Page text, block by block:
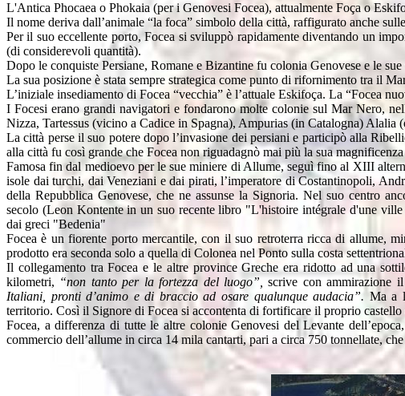
L'Antica Phocaea o Phokaia (per i Genovesi Focea), attualmente Foça o
Il nome deriva dall’animale “la foca” simbolo della città, raffigurato anche
Per il suo eccellente porto, Focea si sviluppò rapidamente diventando un
(di considerevoli quantità).
Dopo le conquiste Persiane, Romane e Bizantine fu colonia Genovese e le
La sua posizione è stata sempre strategica come punto di rifornimento tra il
L’iniziale insediamento di Focea “vecchia” è l’attuale Eskifoça. La “Focea
I Focesi erano grandi navigatori e fondarono molte colonie sul Mar Nero,
Nizza, Tartessus (vicino a Cadice in Spagna), Ampurias (in Catalogna) Alalia
La città perse il suo potere dopo l’invasione dei persiani e participò alla
alla città fu così grande che Focea non riguadagnò mai più la sua
Famosa fin dal medioevo per le sue miniere di Allume, seguì fino al XIII
isole dai turchi, dai Veneziani e dai pirati, l’imperatore di Costantinopoli,
della Repubblica Genovese, che ne assunse la Signoria. Nel suo centro
secolo (Leon Kontente in un suo recente libro "L'histoire intégrale d'une
dai greci "Bedenia"
Focea è un fiorente porto mercantile, con il suo retroterra ricca di allume,
prodotto era seconda solo a quella di Colonea nel Ponto sulla costa
Il collegamento tra Focea e le altre province Greche era ridotto ad una
kilometri, “non tanto per la fortezza del luogo”, scrive con ammirazione
Italiani, pronti d’animo e di braccio ad osare qualunque audacia”. Ma a
territorio. Così il Signore di Focea si accontenta di fortificare il proprio
Focea, a differenza di tutte le altre colonie Genovesi del Levante
commercio dell’allume in circa 14 mila cantarti, pari a circa 750 tonnellate,